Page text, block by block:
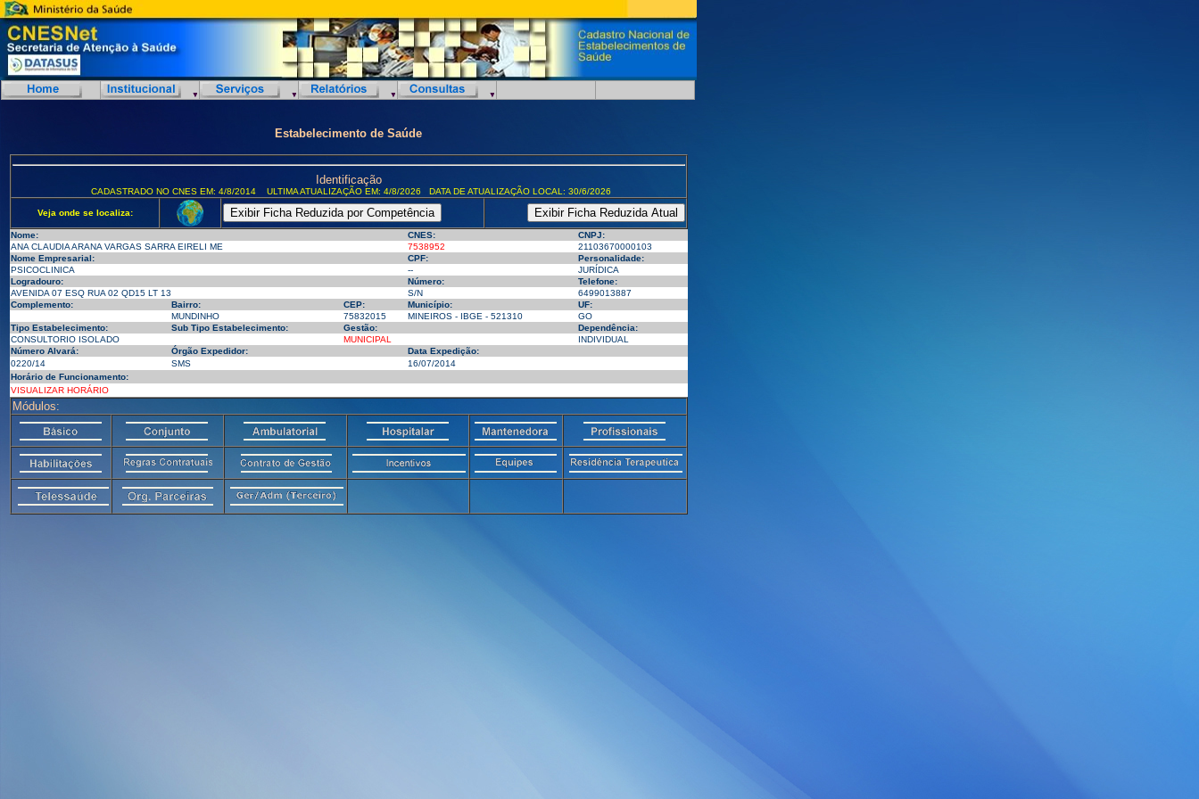
Estabelecimento de Saúde
Identificação
CADASTRADO NO CNES EM: 4/8/2014 ULTIMA ATUALIZAÇÃO EM: 4/8/2026 DATA DE ATUALIZAÇÃO LOCAL: 30/6/2026
Veja onde se localiza:
Nome: CNES:
CNPJ:
ANA CLAUDIA ARANA VARGAS SARRA EIRELI ME
7538952
21103670000103
Nome Empresarial:
CPF:
Personalidade:
PSICOCLINICA
--
JURÍDICA
Logradouro:
Número:
Telefone:
AVENIDA 07 ESQ RUA 02 QD15 LT 13
S/N
6499013887
Complemento:
Bairro: CEP: Município:
UF:
MUNDINHO
75832015 MINEIROS - IBGE - 521310
GO
Tipo Estabelecimento:
Sub Tipo Estabelecimento: Gestão:
Dependência:
CONSULTORIO ISOLADO
MUNICIPAL
INDIVIDUAL
Número Alvará:
Órgão Expedidor:
Data Expedição:
0220/14
SMS
16/07/2014
Horário de Funcionamento:
VISUALIZAR HORÁRIO
Módulos: